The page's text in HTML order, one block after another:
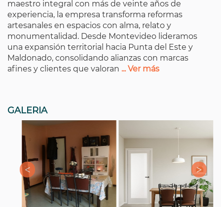
maestro integral con más de veinte años de
experiencia, la empresa transforma reformas
artesanales en espacios con alma, relato y
monumentalidad. Desde Montevideo lideramos
una expansión territorial hacia Punta del Este y
Maldonado, consolidando alianzas con marcas
afines y clientes que valoran ... Ver más
GALERIA